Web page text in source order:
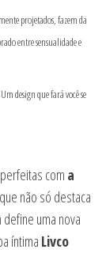
projetados, fazem da
entre sensualidade e
design que fará você se
com a
não só destaca
uma nova
íntima Livco